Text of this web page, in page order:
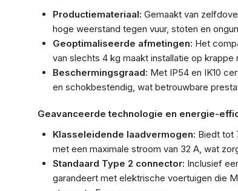
Productiemateriaal: Gemaakt van
hoge weerstand tegen vuur, stoten en
Geoptimaliseerde afmetingen: Het
van slechts 4 kg maakt installatie op
Beschermingsgraad: Met IP54 en IK10
en schokbestendig, wat betrouwbare
Geavanceerde technologie en energie-
Klasseleidende laadvermogen: Biedt tot
met een maximale stroom van 32 A, wat
Standaard Type 2 connector: Inclusief
garandeert met elektrische voertuigen die